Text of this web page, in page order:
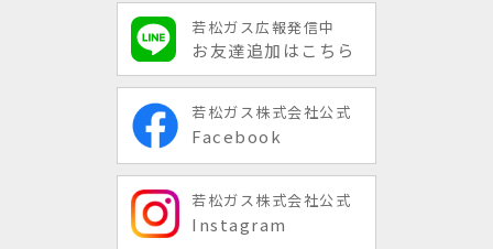
若松ガス広報発信中
お友達追加はこちら
若松ガス株式会社公式
Facebook
若松ガス株式会社公式
Instagram